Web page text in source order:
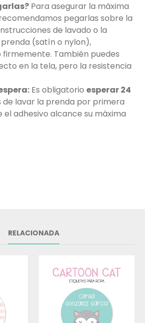
Para asegurar la máxima
pegarlas sobre la
de lavado o la
(satín o nylon),
firmemente. También puedes
en la tela, pero la resistencia
Es obligatorio esperar 24
de lavar la prenda por primera
el adhesivo alcance su máxima
RELACIONADA